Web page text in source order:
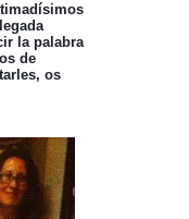
la palabra
de
os